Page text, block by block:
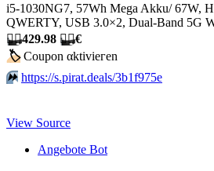
i5-1030NG7, 57Wh Mega Akku/ 67W,
QWERTY, USB 3.0×2, Dual-Band 5G
🏴‍☠️429.98 🏴‍☠️€
🏷Сοuрοn αktiviегеn
⏩️ https://s.pirat.deals/3b1f975e
View Source
Angebote Bot